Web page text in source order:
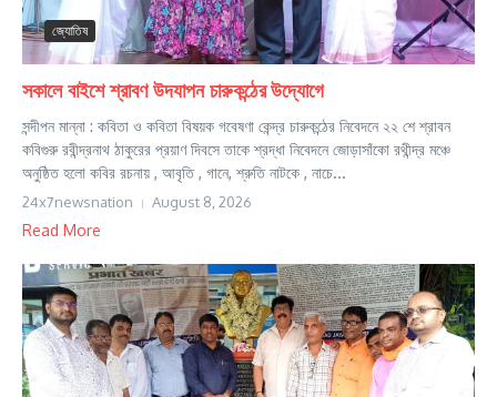
জ্যোতিষ
সকালে বাইশে শ্রাবণ উদযাপন চারুকন্ঠের উদ্যোগে
সন্দীপন মান্না : কবিতা ও কবিতা বিষয়ক গবেষণা কেন্দ্র চারুকন্ঠের নিবেদনে ২২ শে শ্রাবন
কবিগুরু রবীন্দ্রনাথ ঠাকুরের প্রয়াণ দিবসে তাকে শ্রদ্ধা নিবেদনে জোড়াসাঁকো রথীন্দ্র মঞ্চে
অনুষ্ঠিত হলো কবির রচনায় , আবৃতি , গানে, শ্রুতি নাটকে , নাচে...
24x7newsnation August 8, 2026
Read More